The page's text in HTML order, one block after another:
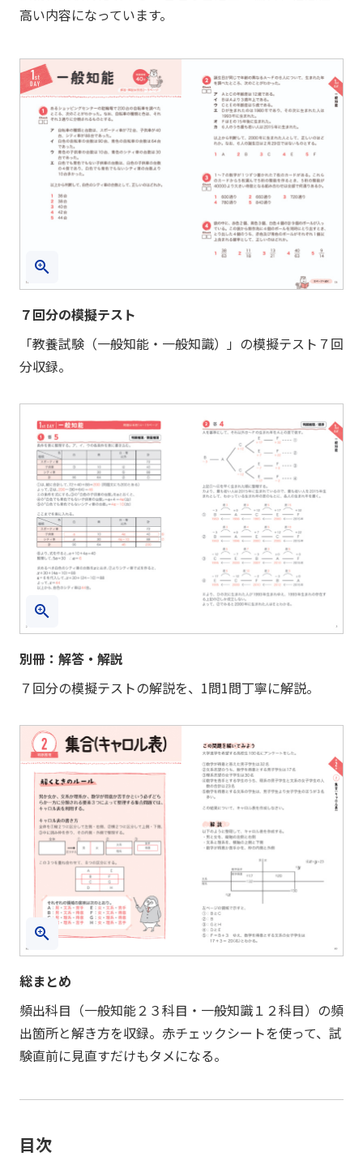
高い内容になっています。
７回分の模擬テスト
「教養試験（一般知能・一般知識）」の模擬テスト７回
分収録。
別冊：解答・解説
７回分の模擬テストの解説を、1問1問丁寧に解説。
総まとめ
頻出科目（一般知能２３科目・一般知識１２科目）の頻
出箇所と解き方を収録。赤チェックシートを使って、試
験直前に見直すだけもタメになる。
目次